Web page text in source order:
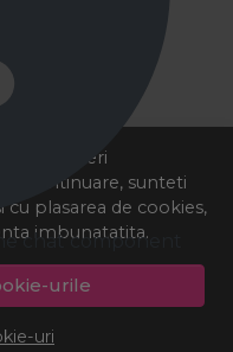
a va oferi
continuare, sunteti
cu plasarea de cookies,
imbunatatita.
urile
uri
chat component